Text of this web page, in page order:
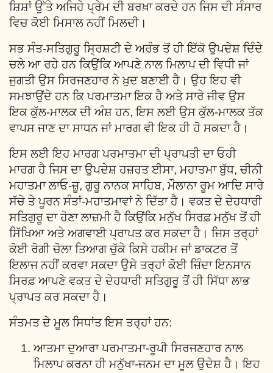
ਸ਼ਿਸ਼ਾਂ ਉੱਤੇ ਅਜਿਹੇ ਪ੍ਰੇਮ ਦੀ ਬਰਖ਼ਾ ਕਰਦੇ ਹਨ ਜਿਸ ਦੀ ਸੰਸਾਰ
ਵਿਚ ਕੋਈ ਮਿਸਾਲ ਨਹੀਂ ਮਿਲਦੀ।
ਸਭ ਸੰਤ-ਸਤਿਗੁਰੂ ਸ੍ਰਿਸ਼ਟੀ ਦੇ ਅਰੰਭ ਤੋਂ ਹੀ ਇੱਕੋ ਉਪਦੇਸ਼ ਦਿੰਦੇ
ਚਲੇ ਆ ਰਹੇ ਹਨ ਕਿਉਂਕਿ ਆਪਣੇ ਨਾਲ ਮਿਲਾਪ ਦੀ ਵਿਧੀ ਜਾਂ
ਜੁਗਤੀ ਉਸ ਸਿਰਜਣਹਾਰ ਨੇ ਖ਼ੁਦ ਬਣਾਈ ਹੈ। ਉਹ ਇਹ ਵੀ
ਸਮਝਾਉਂਦੇ ਹਨ ਕਿ ਪਰਮਾਤਮਾ ਇਕ ਹੈ ਅਤੇ ਸਾਰੇ ਜੀਵ ਉਸ
ਇਕ ਕੁੱਲ-ਮਾਲਕ ਦੀ ਅੰਸ਼ ਹਨ, ਇਸ ਲਈ ਉਸ ਕੁੱਲ-ਮਾਲਕ ਤੱਕ
ਵਾਪਸ ਜਾਣ ਦਾ ਸਾਧਨ ਜਾਂ ਮਾਰਗ ਵੀ ਇਕ ਹੀ ਹੋ ਸਕਦਾ ਹੈ।
ਇਸ ਲਈ ਇਹ ਮਾਰਗ ਪਰਮਾਤਮਾ ਦੀ ਪ੍ਰਾਪਤੀ ਦਾ ਓਹੀ
ਮਾਰਗ ਹੈ ਜਿਸ ਦਾ ਉਪਦੇਸ਼ ਹਜ਼ਰਤ ਈਸਾ, ਮਹਾਤਮਾ ਬੁੱਧ, ਚੀਨੀ
ਮਹਾਤਮਾ ਲਾਓ-ਜ਼ੂ, ਗੁਰੂ ਨਾਨਕ ਸਾਹਿਬ, ਮੌਲਾਨਾ ਰੂਮ ਆਦਿ ਸਾਰੇ
ਸੱਚੇ ਤੇ ਪੂਰਨ ਸੰਤਾਂ-ਮਹਾਤਮਾਵਾਂ ਨੇ ਦਿੱਤਾ ਹੈ। ਵਕਤ ਦੇ ਦੇਹਧਾਰੀ
ਸਤਿਗੁਰੂ ਦਾ ਹੋਣਾ ਲਾਜ਼ਮੀ ਹੈ ਕਿਉਂਕਿ ਮਨੁੱਖ ਸਿਰਫ਼ ਮਨੁੱਖ ਤੋਂ ਹੀ
ਸਿੱਖਿਆ ਅਤੇ ਅਗਵਾਈ ਪ੍ਰਾਪਤ ਕਰ ਸਕਦਾ ਹੈ। ਜਿਸ ਤਰ੍ਹਾਂ
ਕੋਈ ਰੋਗੀ ਚੋਲਾ ਤਿਆਗ ਚੁੱਕੇ ਕਿਸੇ ਹਕੀਮ ਜਾਂ ਡਾਕਟਰ ਤੋਂ
ਇਲਾਜ ਨਹੀਂ ਕਰਵਾ ਸਕਦਾ ਉਸੇ ਤਰ੍ਹਾਂ ਕੋਈ ਜ਼ਿੰਦਾ ਇਨਸਾਨ
ਸਿਰਫ਼ ਆਪਣੇ ਵਕਤ ਦੇ ਦੇਹਧਾਰੀ ਸਤਿਗੁਰੂ ਤੋਂ ਹੀ ਸਿੱਧਾ ਲਾਭ
ਪ੍ਰਾਪਤ ਕਰ ਸਕਦਾ ਹੈ।
ਸੰਤਮਤ ਦੇ ਮੂਲ ਸਿਧਾਂਤ ਇਸ ਤਰ੍ਹਾਂ ਹਨ:
ਆਤਮਾ ਦੁਆਰਾ ਪਰਮਾਤਮਾ-ਰੂਪੀ ਸਿਰਜਣਹਾਰ ਨਾਲ
ਮਿਲਾਪ ਕਰਨਾ ਹੀ ਮਨੁੱਖਾ-ਜਨਮ ਦਾ ਮੂਲ ਉਦੇਸ਼ ਹੈ। ਇਹ